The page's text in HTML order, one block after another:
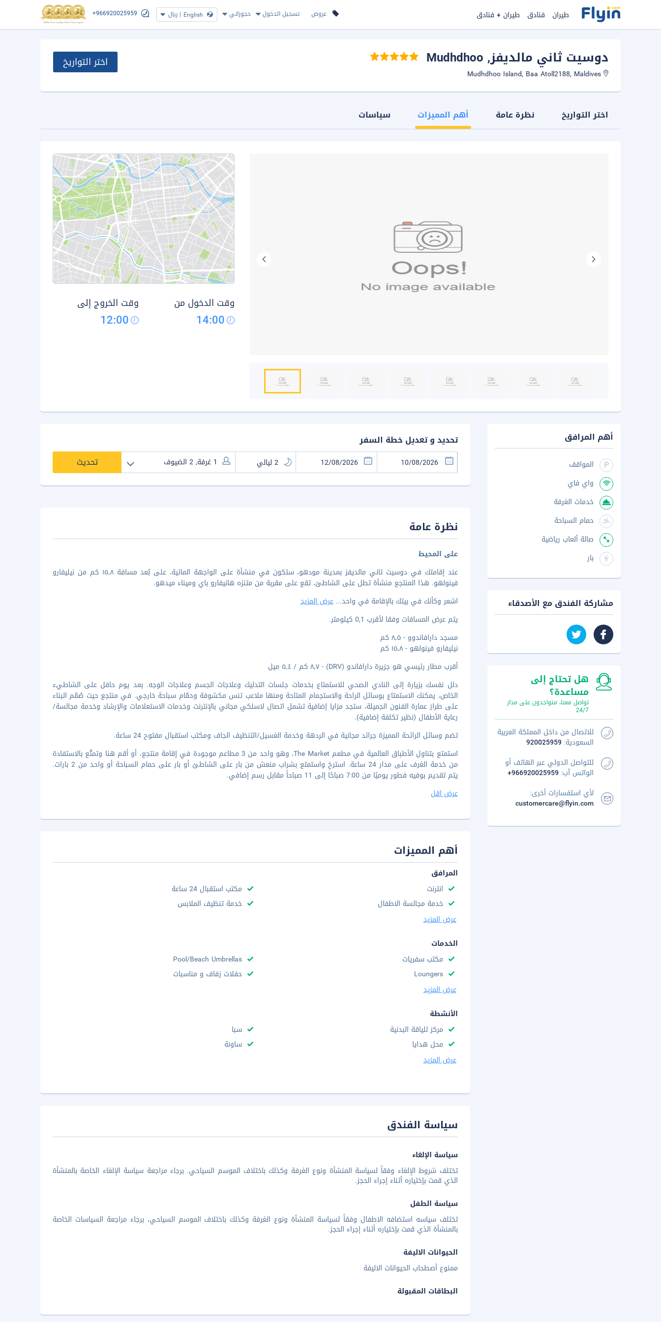
عروض تسجيل الدخول حجوزاتي English
| ريال +966920025959 طيران فنادق طيران + فنادق
دوسيت ثاني مالديفز, Mudhdhoo اختر التواريخ
اختر التواريخ نظرة عامة أهم المميزات سياسات
وقت الدخول من
14:00
وقت الخروج إلى
12:00
تحديد و تعديل خطة السفر
تحديث
نظرة عامة
على المحيط
عند إقامتك في دوسيت ثاني مالديفز بمدينة مودهو، ستكون في منشأة على الواجهة المائية، على بُعد مسافة ١٥٫٨ كم من نيليفارو
فينولهو. هذا المنتجع منشأة تطل على الشاطئ، تقع على مقربة من متنزه هانيفارو باي وميناء ميدهو.
اشعر وكأنك في بيتك بالإقامة في واحد...عرض المزيد
يتم عرض المسافات وفقا لأقرب 0,1 كيلومتر.
مسجد دارافاندوو - ٨٫٥ كم
نيليفارو فينولهو - ١٥٫٨ كم
أقرب مطار رئيسي هو جزيرة دارافاندو (DRV) - ٨٫٧ كم / ٥٫٤ ميل
دلل نفسك بزيارة إلى النادي الصحي للاستمتاع بخدمات جلسات التدليك وعلاجات الجسم وعلاجات الوجه. بعد يوم حافل على الشاطيء
الخاص، يمكنك الاستمتاع بوسائل الراحة والاستجمام المتاحة ومنها ملاعب تنس مكشوفة وحمّام سباحة خارجي. في منتجع حيث صُمّم البناء
على طراز عمارة الفنون الجميلة، ستجد مزايا إضافية تشمل اتصال لاسلكي مجاني بالإنترنت وخدمات الاستعلامات والإرشاد وخدمة مجالسة/
رعاية الأطفال (نظير تكلفة إضافية).
تضم وسائل الرائحة المميزة جرائد مجانية في الردهة وخدمة الغسيل/التنظيف الجاف ومكتب استقبال مفتوح 24 ساعة.
استمتع بتناول الأطباق العالمية في مطعم The Market، وهو واحد من 3 مطاعم موجودة في إقامة منتجع، أو أقم هنا وتمتّع بالاستفادة
من خدمة الغرف على مدار 24 ساعة. استرخِ واستمتع بشراب منعش من بار على الشاطئ أو بار على حمام السباحة أو واحد من 2 بارات.
يتم تقديم بوفيه فطور يوميًا من 7:00 صباحًا إلى 11 صباحاً مقابل رسم إضافي.
عرض اقل
أهم المميزات
المرافق
انترنت
مكتب استقبال 24 ساعة
خدمة مجالسة الاطفال
خدمة تنظيف الملابس
عرض المزيد
الخدمات
مكتب سفريات
Pool/Beach Umbrellas
Loungers
حفلات زفاف و مناسبات
عرض المزيد
الأنشطة
مركز للياقة البدنية
سبا
محل هدايا
ساونة
عرض المزيد
سياسة الفندق
سياسة الإلغاء
تختلف شروط الإلغاء وفقاً لسياسة المنشأة ونوع الغرفة وكذلك باختلاف الموسم السياحي. برجاء مراجعة سياسة الإلغاء الخاصة بالمنشأة
الذي قمت بإختياره أثناء إجراء الحجز.
سياسة الطفل
تختلف سياسه استضافه الاطفال وفقاً لسياسة المنشأة ونوع الغرفة وكذلك باختلاف الموسم السياحي، برجاء مراجعة السياسات الخاصة
بالمنشأة الذي قمت بإختياره أثناء إجراء الحجز.
الحيوانات الاليفة
ممنوع أصطحاب الحيوانات الاليفة
البطاقات المقبولة
أهم المرافق
المواقف
واي فاي
خدمات الغرفة
حمام السباحة
صالة ألعاب رياضية
بار
مشاركة الفندق مع الأصدقاء
هل تحتاج إلى
مساعدة؟
تواصل معنا، متواجدون على مدار
24/7
للاتصال من داخل المملكة العربية
السعودية: 920025959
للتواصل الدولي عبر الهاتف أو
الواتس آب: +966920025959
لأي استفسارات أخرى:
customercare@flyin.com